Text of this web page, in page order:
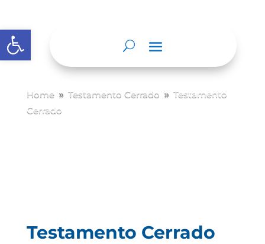
Abrir barra de herramientas
Home 9 Testamento Cerrado 9 Testamento
Cerrado
Testamento Cerrado